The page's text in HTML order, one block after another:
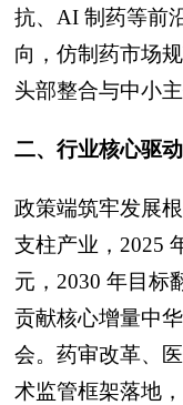
抗、AI 制药等前
向，仿制药市场
头部整合与中小
二、行业核心驱
政策端筑牢发展
支柱产业，2025
元，2030 年目标
贡献核心增量中
会。药审改革、
术监管框架落地